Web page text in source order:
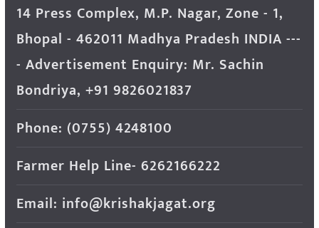
14 Press Complex, M.P. Nagar, Zone - 1,
Bhopal - 462011 Madhya Pradesh INDIA ---
- Advertisement Enquiry: Mr. Sachin
Bondriya, +91 9826021837
Phone: (0755) 4248100
Farmer Help Line- 6262166222
Email: info@krishakjagat.org